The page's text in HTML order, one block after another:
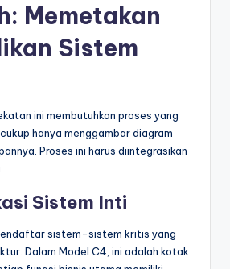
Memetakan
Sistem
ini membutuhkan proses yang
hanya menggambar diagram
Proses ini harus diintegrasikan
Sistem Inti
sistem-sistem kritis yang
Dalam Model C4, ini adalah kotak